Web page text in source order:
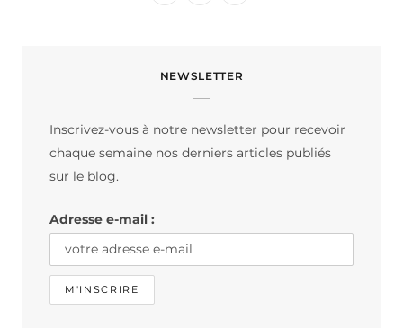
e
t
m
T
NEWSLETTER
Inscrivez-vous à notre newsletter pour recevoir
chaque semaine nos derniers articles publiés
sur le blog.
Adresse e-mail :